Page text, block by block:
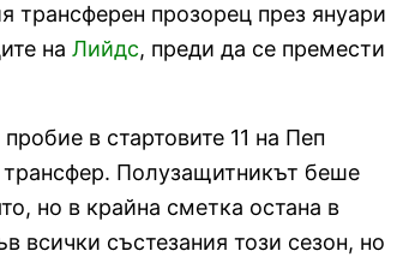
трансферен прозорец през януари
на Лийдс, преди да се премести
в стартовите 11 на Пеп
Полузащитникът беше
но в крайна сметка остана в
всички състезания този сезон, но